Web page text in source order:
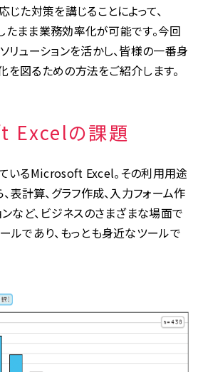
た対策を講じることによって、
まま業務効率化が可能です。今回
リューションを活かし、皆様の一番身
図るための方法をご紹介します。
Excelの課題
いるMicrosoft Excel。その利用用途
表計算、グラフ作成、入力フォーム作
など、ビジネスのさまざまな場面で
ルであり、もっとも身近なツールで